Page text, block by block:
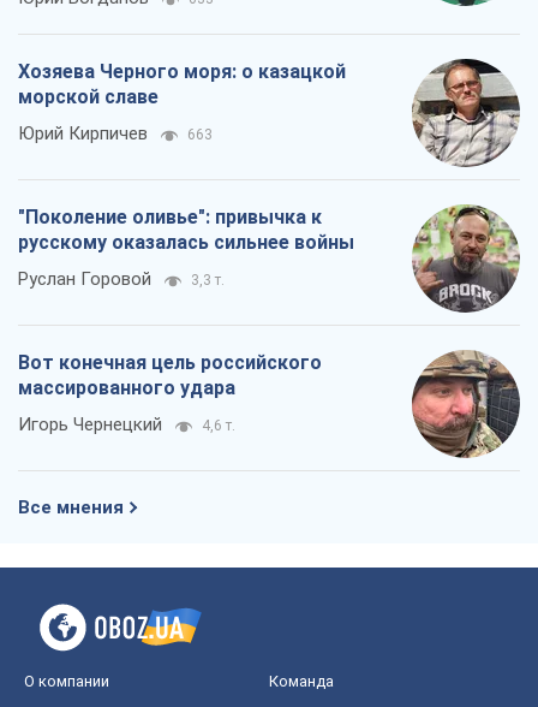
Хозяева Черного моря: о казацкой
морской славе
Юрий Кирпичев 663
"Поколение оливье": привычка к
русскому оказалась сильнее войны
Руслан Горовой 3,3 т.
Вот конечная цель российского
массированного удара
Игорь Чернецкий 4,6 т.
Все мнения
О компании Команда